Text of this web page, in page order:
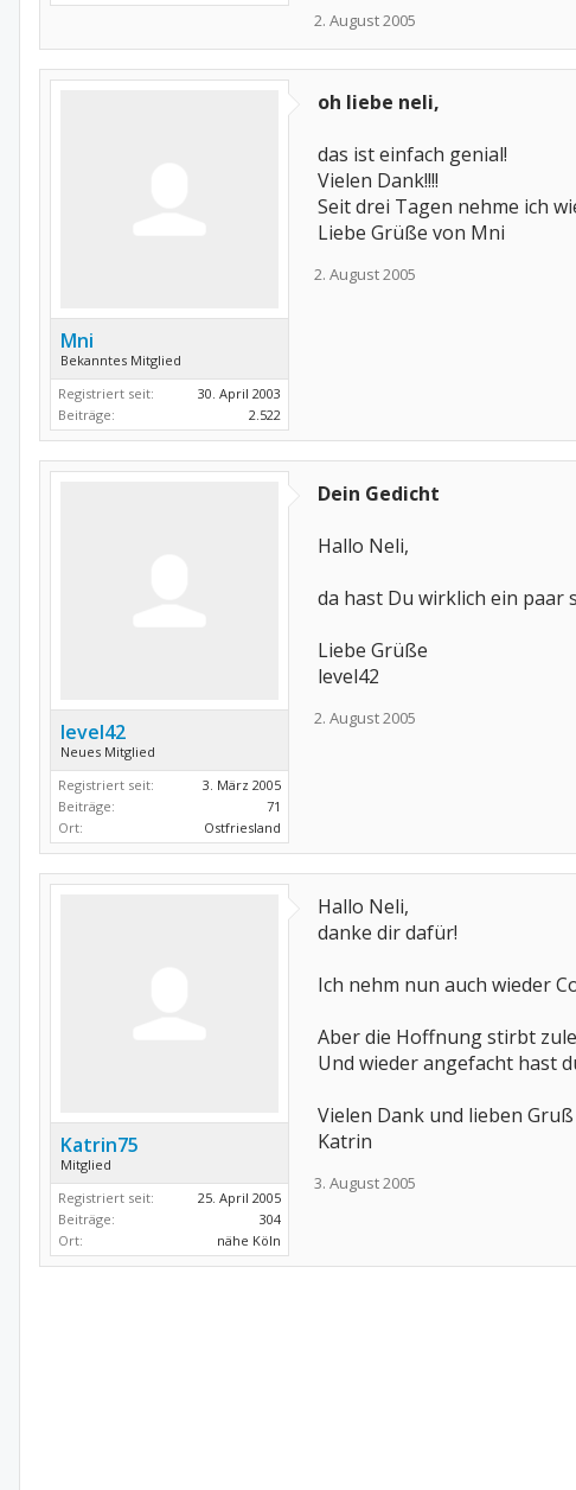
2. August 2005
Mni
Bekanntes Mitglied
Registriert seit:
30. April 2003
Beiträge:
2.522
oh liebe neli,
das ist einfach genial!
Vielen Dank!!!!
Seit drei Tagen nehme ich
Liebe Grüße von Mni
2. August 2005
level42
Neues Mitglied
Registriert seit:
3. März 2005
Beiträge:
71
Ort:
Ostfriesland
Dein Gedicht
Hallo Neli,
da hast Du wirklich ein paar
Liebe Grüße
level42
2. August 2005
Katrin75
Mitglied
Registriert seit:
25. April 2005
Beiträge:
304
Ort:
nähe Köln
Hallo Neli,
danke dir dafür!
Ich nehm nun auch wieder
Aber die Hoffnung stirbt
Und wieder angefacht hast
Vielen Dank und lieben Gruß
Katrin
3. August 2005